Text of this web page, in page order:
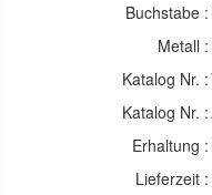
Buchstabe :
Metall :
Katalog Nr. :
Katalog Nr. :
Erhaltung :
Lieferzeit :